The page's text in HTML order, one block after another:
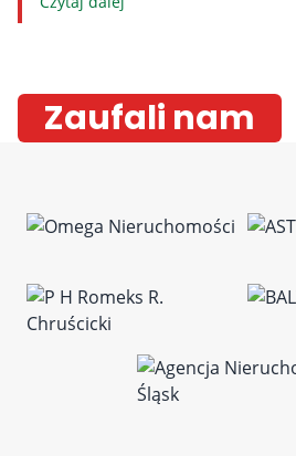
Zaufali nam